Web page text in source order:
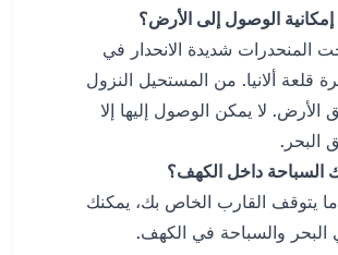
الوصول إلى الأرض؟
المنحدرات شديدة الانحدار في
قلعة ألانيا. من المستحيل النزول
لا يمكن الوصول إليها إلا
البحر.
السباحة داخل الكهف؟
يتوقف القارب الخاص بك، يمكنك
البحر والسباحة في الكهف.